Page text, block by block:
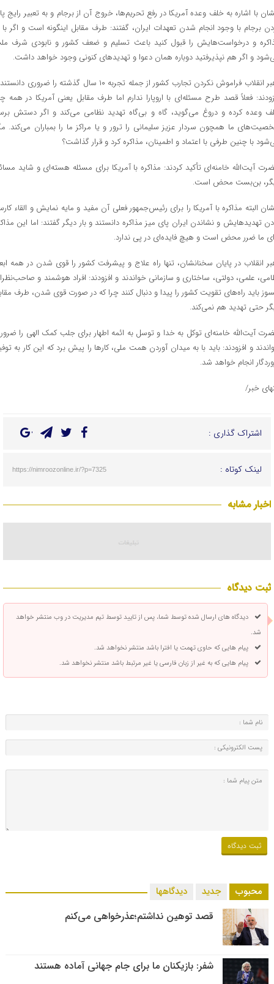
با اشاره به خلف وعده آمریکا در رفع تحریم‌ها، خروج آن از برجام و به تعبیر رایج
برجام با وجود انجام شدن تعهدات ایران، گفتند: طرف مقابل اینگونه است و اگر با
و درخواست‌هایش را قبول کنید باعث تسلیم و ضعف کشور و نابودی شرف
و اگر هم نپذیرفتید دوباره همان دعوا و تهدیدهای کنونی وجود خواهد داشت.
رهبر انقلاب فراموش نکردن تجارب کشور از جمله تجربه ۱۰ سال گذشته را ضروری
فعلاً قصد طرح مسئله‌ای با اروپارا ندارم اما طرف مقابل یعنی آمریکا در همه
وعده کرده و دروغ می‌گوید، گاه و بی‌گاه تهدید نظامی می‌کند و اگر دستش
ما همچون سردار عزیز سلیمانی را ترور و یا مراکز ما را بمباران می‌کند.
با چنین طرفی با اعتماد و اطمینان، مذاکره کرد و قرار گذاشت؟
آیت‌الله خامنه‌ای تأکید کردند: مذاکره با آمریکا برای مسئله هسته‌ای و شاید
بن‌بست محض است.
البته مذاکره با آمریکا را برای رئیس‌جمهور فعلی آن مفید و مایه نمایش و القاء
تهدیدهایش و نشاندن ایران پای میز مذاکره دانستند و بار دیگر گفتند: اما این
ما ضرر محض است و هیچ فایده‌ای در پی ندارد.
انقلاب در پایان سخنانشان، تنها راه علاج و پیشرفت کشور را قوی شدن در همه
علمی، دولتی، ساختاری و سازمانی خواندند و افزودند: افراد هوشمند و
باید راه‌های تقویت کشور را پیدا و دنبال کنند چرا که در صورت قوی شدن، طرف
حتی تهدید هم نمی‌کند.
آیت‌الله خامنه‌ای توکل به خدا و توسل به ائمه اطهار برای جلب کمک الهی را
و افزودند: باید با به میدان آوردن همت ملی، کارها را پیش برد که این کار به
انجام خواهد شد.
خبر/
اشتراک گذاری :
لینک کوتاه : https://nimroozonline.ir/?p=7325
اخبار مشابه
ثبت دیدگاه
دیدگاه های ارسال شده توسط شما، پس از تایید توسط تیم مدیریت در وب منتشر خواهد
شد.
پیام هایی که حاوی تهمت یا افترا باشد منتشر نخواهد شد.
پیام هایی که به غیر از زبان فارسی یا غیر مرتبط باشد منتشر نخواهد شد.
محبوب جدید دیدگاهها
قصد توهین نداشتم؛عذرخواهی می‌کنم
شفر: بازیکنان ما برای جام جهانی آماده هستند